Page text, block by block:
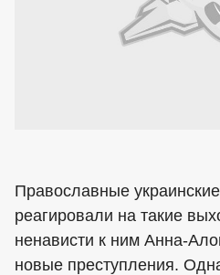
Православные
реагировали на такие
ненависти к ним Анна-
новые преступления.